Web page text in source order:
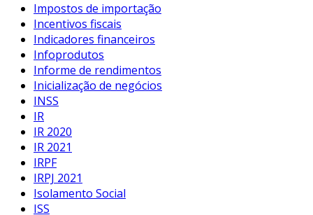
Impostos de importação
Incentivos fiscais
Indicadores financeiros
Infoprodutos
Informe de rendimentos
Inicialização de negócios
INSS
IR
IR 2020
IR 2021
IRPF
IRPJ 2021
Isolamento Social
ISS